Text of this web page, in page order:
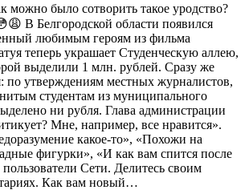
можно было сотворить такое уродство?
В Белгородской области появился
любимым героям из фильма
теперь украшает Студенческую аллею,
выделили 1 млн. рублей. Сразу же
по утверждениям местных журналистов,
студентам из муниципального
ни рубля. Глава администрации
Мне, например, все нравится».
какое-то», «Похожи на
фигурки», «И как вам спится после
Сети. Делитесь своим
Как вам новый…